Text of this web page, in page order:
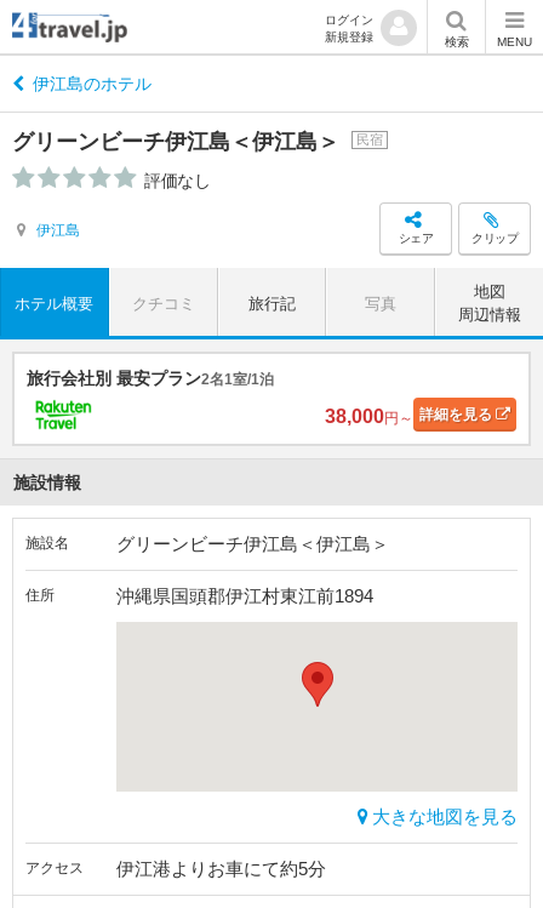
ログイン
新規登録
検索 MENU
伊江島のホテル
グリーンビーチ伊江島＜伊江島＞ 民宿
評価なし
伊江島 シェア クリップ
ホテル概要 クチコミ 旅行記 写真
地図
周辺情報
旅行会社別 最安プラン2名1室/1泊
38,000円～ 詳細を見る
施設情報
施設名 グリーンビーチ伊江島＜伊江島＞
住所 沖縄県国頭郡伊江村東江前1894
大きな地図を見る
アクセス 伊江港よりお車にて約5分